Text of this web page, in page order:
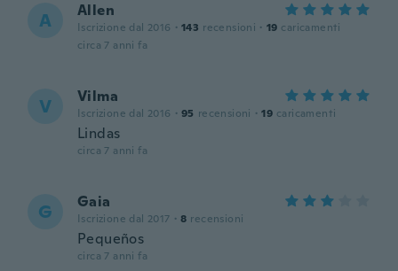
A Allen
Iscrizione dal 2016 · 143 recensioni · 19 caricamenti
circa 7 anni fa
V Vilma
Iscrizione dal 2016 · 95 recensioni · 19 caricamenti
Lindas
circa 7 anni fa
G Gaia
Iscrizione dal 2017 · 8 recensioni
Pequeños
circa 7 anni fa